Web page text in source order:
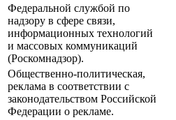
Федеральной службой по
надзору в сфере связи,
информационных технологий
и массовых коммуникаций
(Роскомнадзор).
Общественно-политическая,
реклама в соответствии с
законодательством Российской
Федерации о рекламе.